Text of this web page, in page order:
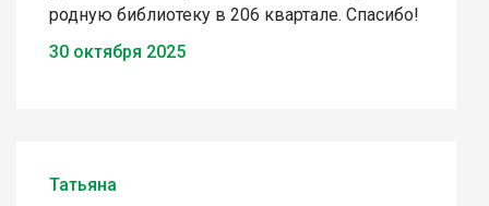
родную библиотеку в 206 квартале. Спасибо!
30 октября 2025
Татьяна